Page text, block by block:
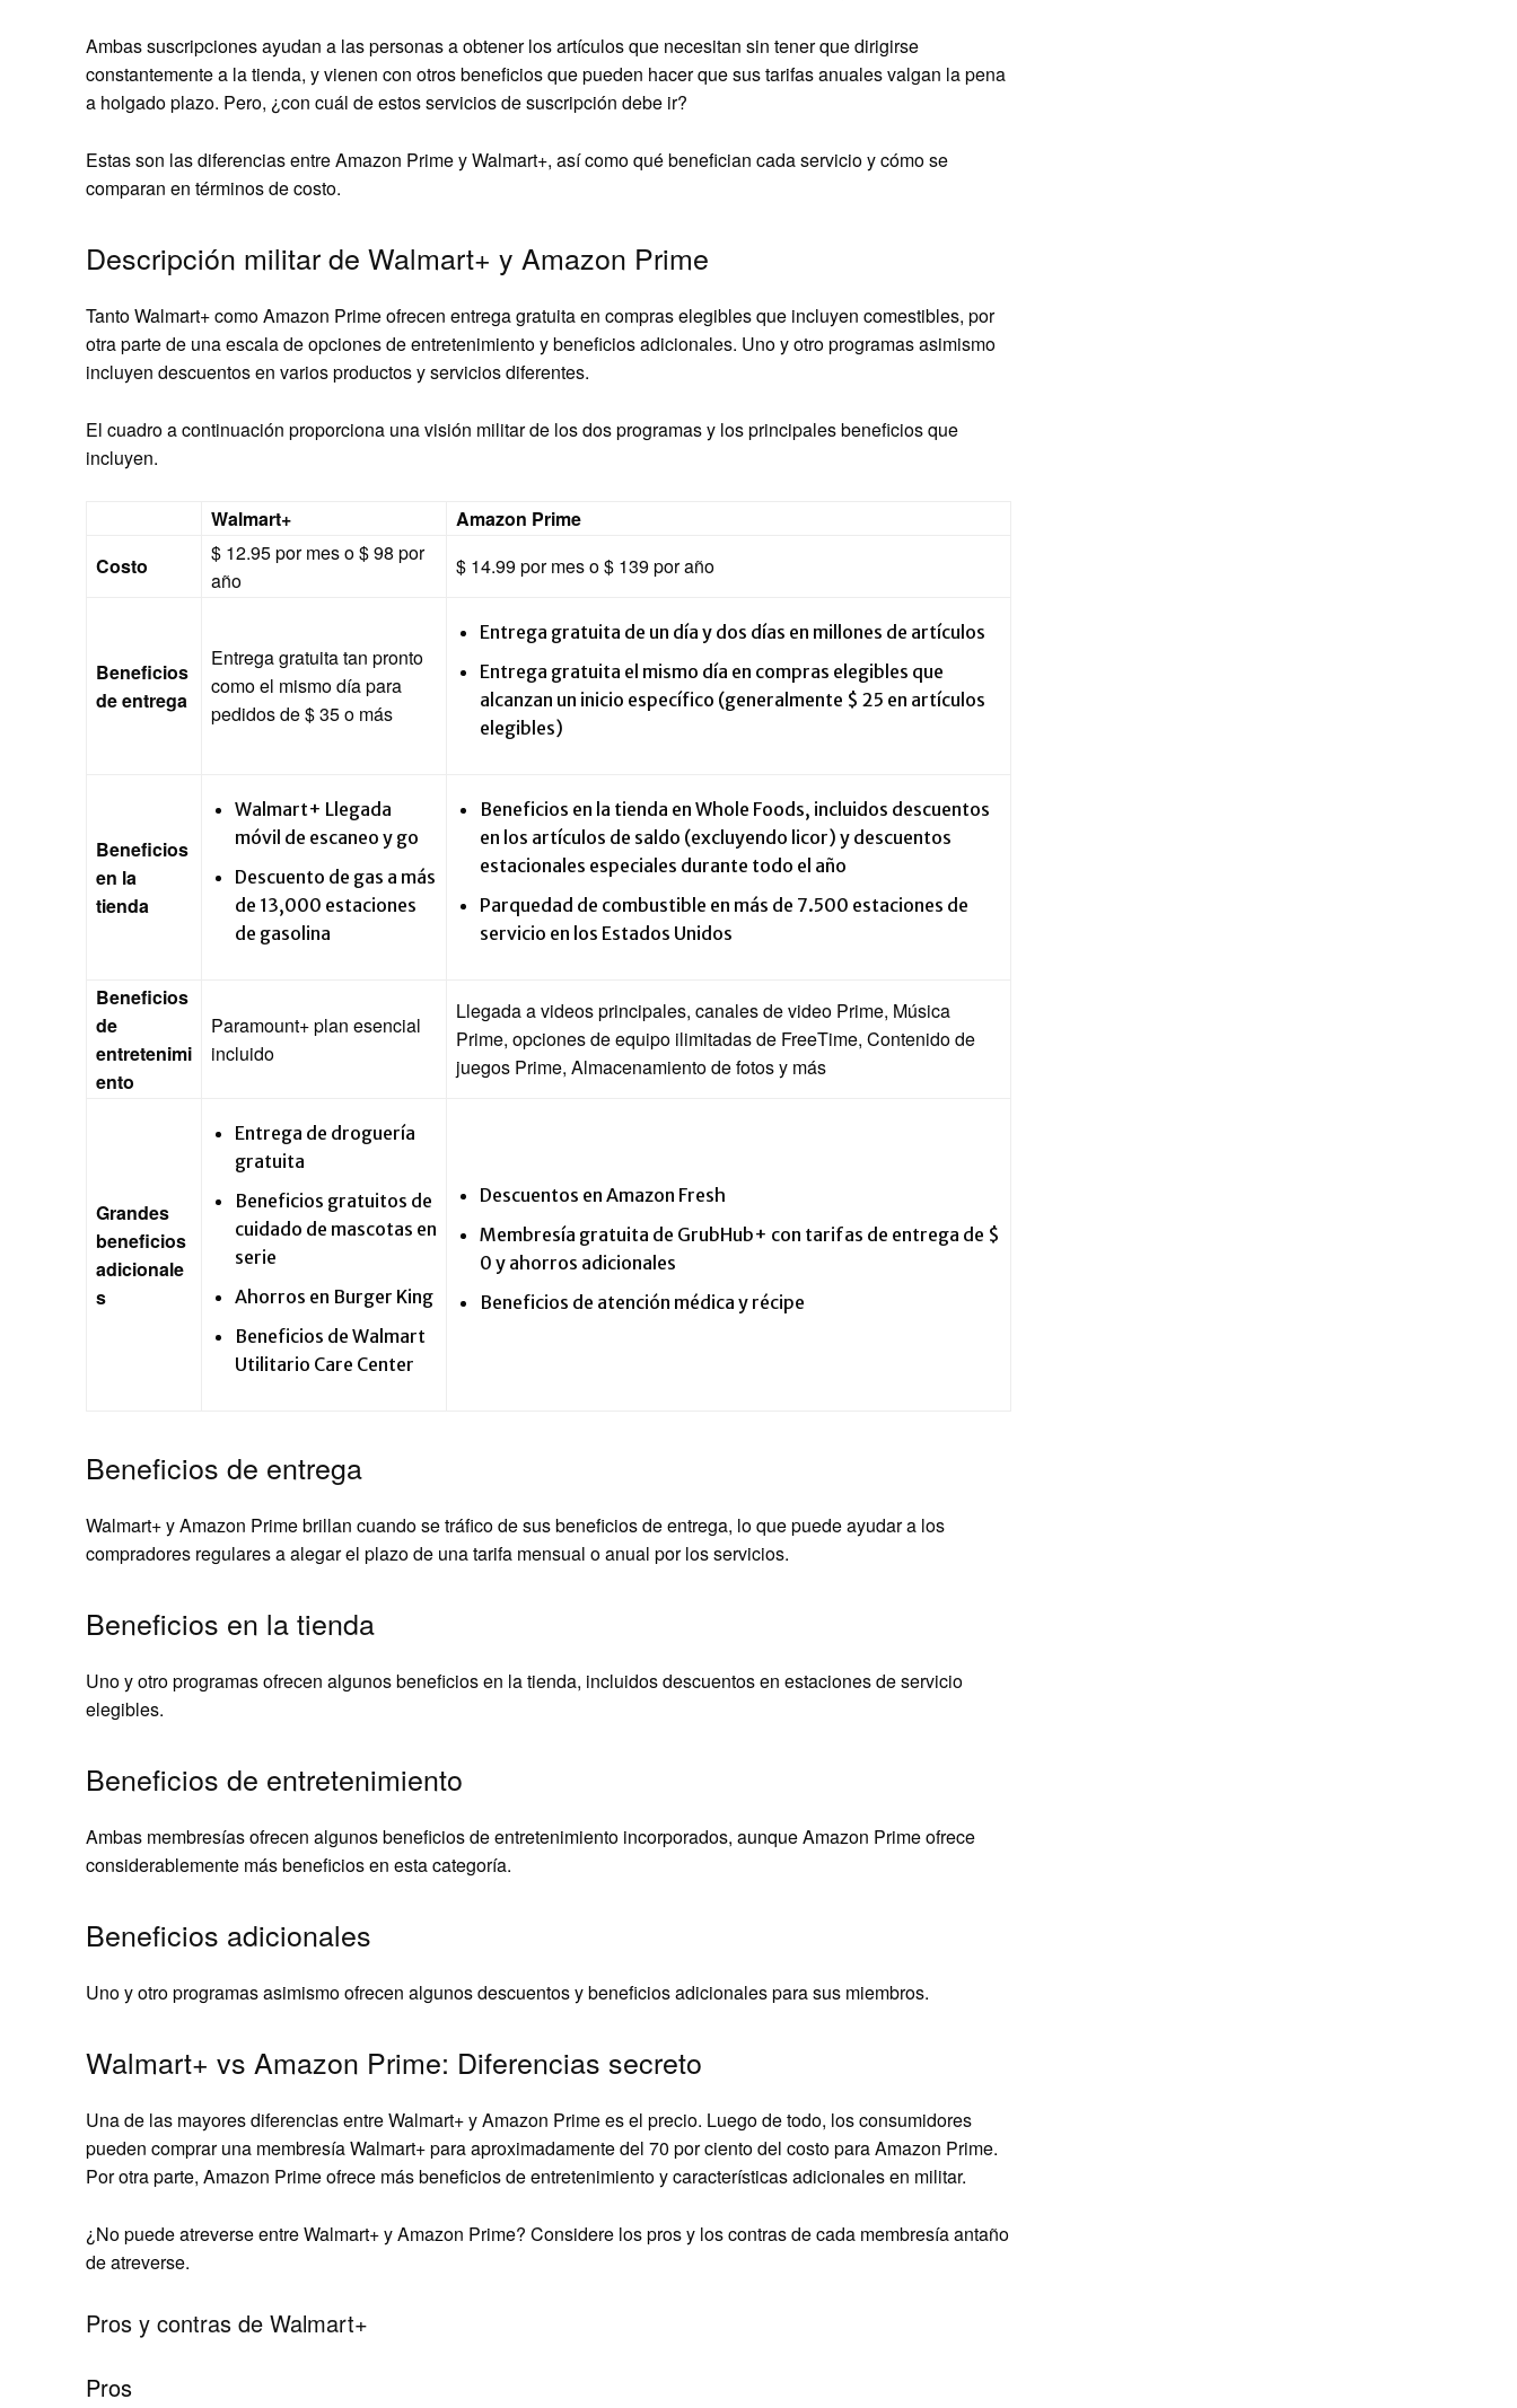
Ambas suscripciones ayudan a las personas a obtener los artículos que necesitan sin tener que dirigirse
constantemente a la tienda, y vienen con otros beneficios que pueden hacer que sus tarifas anuales valgan la pena
a holgado plazo. Pero, ¿con cuál de estos servicios de suscripción debe ir?
Estas son las diferencias entre Amazon Prime y Walmart+, así como qué benefician cada servicio y cómo se
comparan en términos de costo.
Descripción militar de Walmart+ y Amazon Prime
Tanto Walmart+ como Amazon Prime ofrecen entrega gratuita en compras elegibles que incluyen comestibles, por
otra parte de una escala de opciones de entretenimiento y beneficios adicionales. Uno y otro programas asimismo
incluyen descuentos en varios productos y servicios diferentes.
El cuadro a continuación proporciona una visión militar de los dos programas y los principales beneficios que
incluyen.
Walmart+
Amazon Prime
Costo
$ 12.95 por mes o $ 98 por
año
$ 14.99 por mes o $ 139 por año
Beneficios
de entrega
Entrega gratuita tan pronto
como el mismo día para
pedidos de $ 35 o más
Entrega gratuita de un día y dos días en millones de artículos
Entrega gratuita el mismo día en compras elegibles que
alcanzan un inicio específico (generalmente $ 25 en artículos
elegibles)
Beneficios
en la
tienda
Walmart+ Llegada
móvil de escaneo y go
Descuento de gas a más
de 13,000 estaciones
de gasolina
Beneficios en la tienda en Whole Foods, incluidos descuentos
en los artículos de saldo (excluyendo licor) y descuentos
estacionales especiales durante todo el año
Parquedad de combustible en más de 7.500 estaciones de
servicio en los Estados Unidos
Beneficios
de
entretenimi
ento
Paramount+ plan esencial
incluido
Llegada a videos principales, canales de video Prime, Música
Prime, opciones de equipo ilimitadas de FreeTime, Contenido de
juegos Prime, Almacenamiento de fotos y más
Grandes
beneficios
adicionale
s
Entrega de droguería
gratuita
Beneficios gratuitos de
cuidado de mascotas en
serie
Ahorros en Burger King
Beneficios de Walmart
Utilitario Care Center
Descuentos en Amazon Fresh
Membresía gratuita de GrubHub+ con tarifas de entrega de $
0 y ahorros adicionales
Beneficios de atención médica y récipe
Beneficios de entrega
Walmart+ y Amazon Prime brillan cuando se tráfico de sus beneficios de entrega, lo que puede ayudar a los
compradores regulares a alegar el plazo de una tarifa mensual o anual por los servicios.
Beneficios en la tienda
Uno y otro programas ofrecen algunos beneficios en la tienda, incluidos descuentos en estaciones de servicio
elegibles.
Beneficios de entretenimiento
Ambas membresías ofrecen algunos beneficios de entretenimiento incorporados, aunque Amazon Prime ofrece
considerablemente más beneficios en esta categoría.
Beneficios adicionales
Uno y otro programas asimismo ofrecen algunos descuentos y beneficios adicionales para sus miembros.
Walmart+ vs Amazon Prime: Diferencias secreto
Una de las mayores diferencias entre Walmart+ y Amazon Prime es el precio. Luego de todo, los consumidores
pueden comprar una membresía Walmart+ para aproximadamente del 70 por ciento del costo para Amazon Prime.
Por otra parte, Amazon Prime ofrece más beneficios de entretenimiento y características adicionales en militar.
¿No puede atreverse entre Walmart+ y Amazon Prime? Considere los pros y los contras de cada membresía antaño
de atreverse.
Pros y contras de Walmart+
Pros